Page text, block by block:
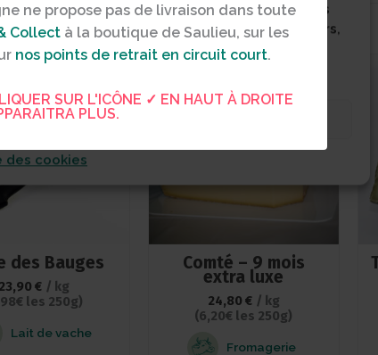
de mieux connaître votre parcours sur nos
des services mieux adaptés. Par ailleurs,
des cookies
ne propose pas de livraison dans toute
Collect à la boutique de Saulieu, sur les
nos points de retrait en circuit court.
SUR L'ICÔNE ✓ EN HAUT À DROITE
PLUS.
des Bauges
23,90 € / kg
les 250g)
Lait de vache
Comté – 9 mois
extra luxe
24,80 € / kg
(6,20€ les 250g)
Fromagerie